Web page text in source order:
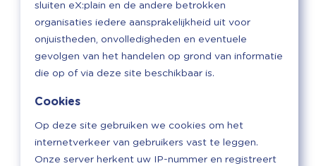
sluiten eX:plain en de andere betrokken
organisaties iedere aansprakelijkheid uit voor
onjuistheden, onvolledigheden en eventuele
gevolgen van het handelen op grond van informatie
die op of via deze site beschikbaar is.
Cookies
Op deze site gebruiken we cookies om het
internetverkeer van gebruikers vast te leggen.
Onze server herkent uw IP-nummer en registreert